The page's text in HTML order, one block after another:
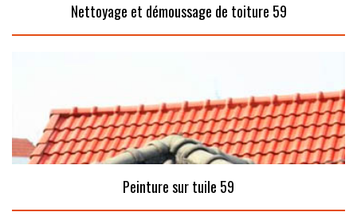
Nettoyage et démoussage de toiture 59
Peinture sur tuile 59